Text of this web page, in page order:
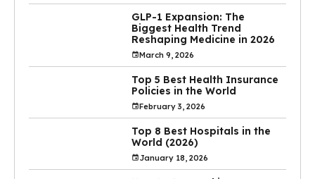
GLP-1 Expansion: The
Biggest Health Trend
Reshaping Medicine in 2026
March 9, 2026
Top 5 Best Health Insurance
Policies in the World
February 3, 2026
Top 8 Best Hospitals in the
World (2026)
January 18, 2026